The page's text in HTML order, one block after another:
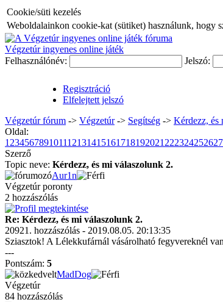
Cookie/süti kezelés
Weboldalainkon cookie-kat (sütiket) használunk, hogy
Végzetúr ingyenes online játék
Felhasználónév:
Jelszó:
Regisztráció
Elfelejtett jelszó
Végzetúr fórum -> Végzetúr-> Segítség -> Kérdezz, és
Oldal:
1 23456789101112131415161718192021 222324252627
Szerző
Topic neve: Kérdezz, és mi válaszolunk 2.
Aur1n
Végzetúr poronty
2 hozzászólás
Re: Kérdezz, és mi válaszolunk 2.
20921. hozzászólás - 2019.08.05. 20:13:35
Sziasztok! A Lélekkufárnál vásárolható fegyvereknél
---
Pontszám: 5
MadDog
Végzetúr
84 hozzászólás